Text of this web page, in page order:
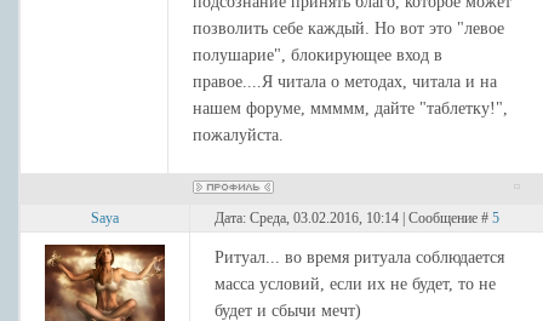
позволить себе каждый. Но вот это "левое
полушарие", блокирующее вход в
правое....Я читала о методах, читала и на
нашем форуме, ммммм, дайте "таблетку!",
пожалуйста.
Saya Дата: Среда, 03.02.2016, 10:14 | Сообщение # 5
Ритуал... во время ритуала соблюдается
масса условий, если их не будет, то не
будет и сбычи мечт)